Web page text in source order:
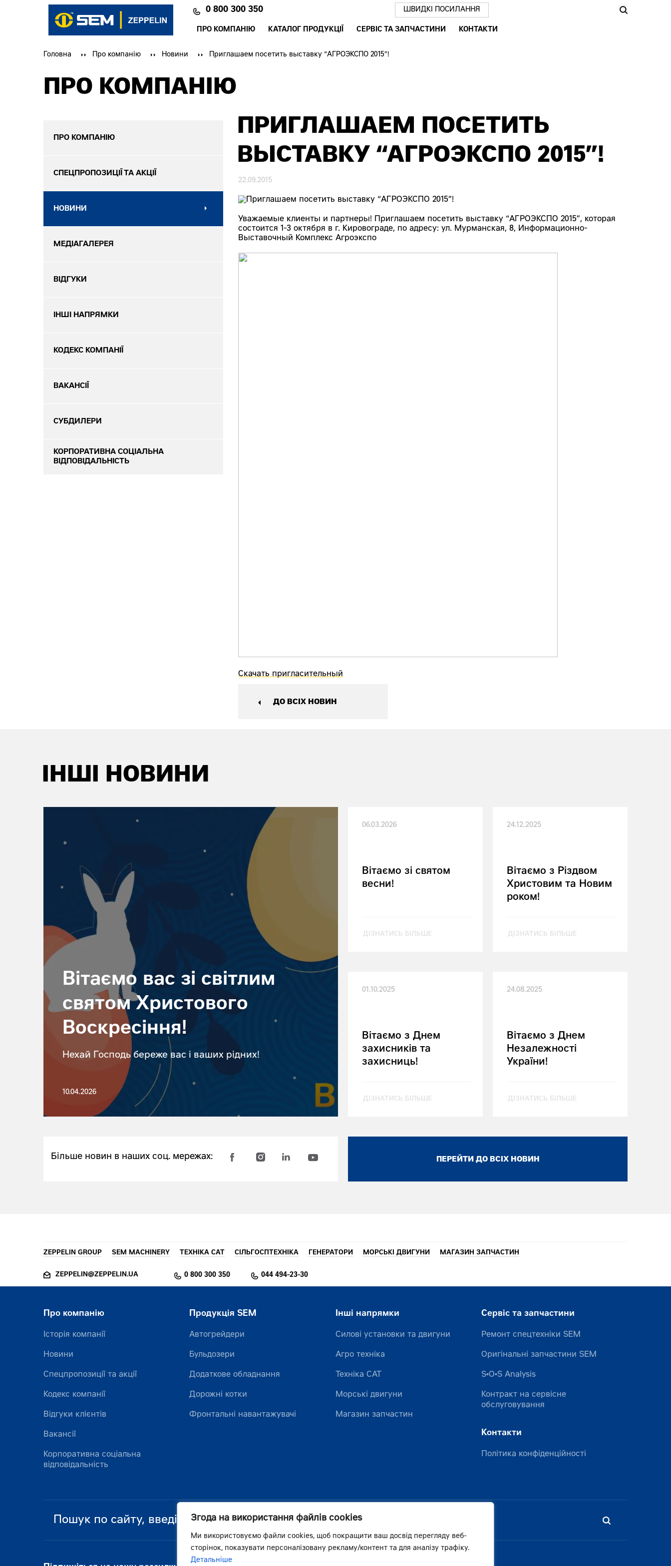
Згода на використання файлів cookies
Ми використовуємо файли cookies, щоб покращити ваш досвід перегляду веб-
сторінок, показувати персоналізовану рекламу/контент та для аналізу трафіку.
Детальніше
0 800 300 350
ПРО КОМПАНІЮ КАТАЛОГ ПРОДУКЦІЇ СЕРВІС ТА ЗАПЧАСТИНИ КОНТАКТИ
ШВИДКІ ПОСИЛАННЯ
Головна Про компанію Новини Приглашаем посетить выставку “АГРОЭКСПО 2015”!
ПРО КОМПАНІЮ
ПРО КОМПАНІЮ
СПЕЦПРОПОЗИЦІЇ ТА АКЦІЇ
НОВИНИ
МЕДІАГАЛЕРЕЯ
ВІДГУКИ
ІНШІ НАПРЯМКИ
КОДЕКС КОМПАНІЇ
ВАКАНСІЇ
СУБДИЛЕРИ
КОРПОРАТИВНА СОЦІАЛЬНА
ВІДПОВІДАЛЬНІСТЬ
ПРИГЛАШАЕМ ПОСЕТИТЬ
ВЫСТАВКУ “АГРОЭКСПО 2015”!
22.09.2015
Уважаемые клиенты и партнеры! Приглашаем посетить выставку “АГРОЭКСПО 2015”, которая
состоится 1-3 октября в г. Кировограде, по адресу: ул. Мурманская, 8, Информационно-
Выставочный Комплекс Агроэкспо
Скачать пригласительный
ДО ВСІХ НОВИН
ІНШІ НОВИНИ
Вітаємо вас зі світлим
святом Христового
Воскресіння!
Нехай Господь береже вас і ваших рідних!
10.04.2026
Більше новин в наших соц. мережах:
06.03.2026
Вітаємо зі святом
весни!
ДІЗНАТИСЬ БІЛЬШЕ
24.12.2025
Вітаємо з Різдвом
Христовим та Новим
роком!
ДІЗНАТИСЬ БІЛЬШЕ
01.10.2025
Вітаємо з Днем
захисників та
захисниць!
ДІЗНАТИСЬ БІЛЬШЕ
24.08.2025
Вітаємо з Днем
Незалежності
України!
ДІЗНАТИСЬ БІЛЬШЕ
ПЕРЕЙТИ ДО ВСІХ НОВИН
ZEPPELIN GROUP SEM MACHINERY ТЕХНІКА CAT СІЛЬГОСПТЕХНІКА ГЕНЕРАТОРИ МОРСЬКІ ДВИГУНИ МАГАЗИН ЗАПЧАСТИН
ZEPPELIN@ZEPPELIN.UA 0 800 300 350 044 494-23-30
Про компанію
Історія компанії
Новини
Спецпропозиції та акції
Кодекс компанії
Відгуки клієнтів
Вакансії
Корпоративна соціальна
відповідальність
Продукція SEM
Автогрейдери
Бульдозери
Додаткове обладнання
Дорожні котки
Фронтальні навантажувачі
Інші напрямки
Силові установки та двигуни
Агро техніка
Техніка CAT
Морські двигуни
Магазин запчастин
Сервіс та запчастини
Ремонт спецтехніки SEM
Оригінальні запчастини SEM
S•O•S Analysis
Контракт на сервісне
обслуговування
Контакти
Політика конфіденційності